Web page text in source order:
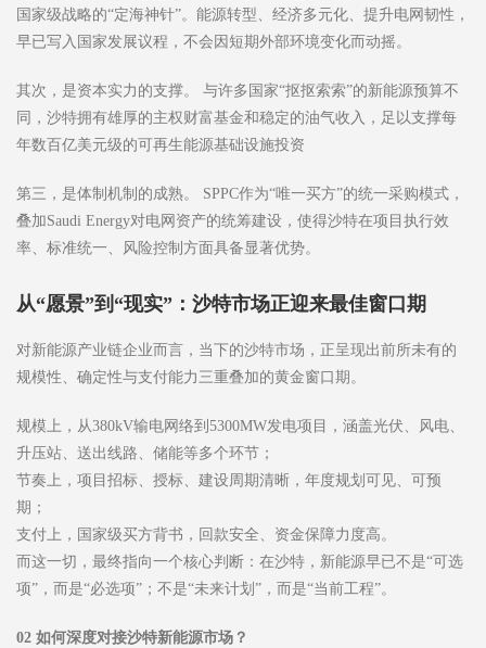
国家级战略的“定海神针”。能源转型、经济多元化、提升电网韧性，
早已写入国家发展议程，不会因短期外部环境变化而动摇。
其次，是资本实力的支撑。 与许多国家“抠抠索索”的新能源预算不
同，沙特拥有雄厚的主权财富基金和稳定的油气收入，足以支撑每
年数百亿美元级的可再生能源基础设施投资
第三，是体制机制的成熟。 SPPC作为“唯一买方”的统一采购模式，
叠加Saudi Energy对电网资产的统筹建设，使得沙特在项目执行效
率、标准统一、风险控制方面具备显著优势。
从“愿景”到“现实”：沙特市场正迎来最佳窗口期
对新能源产业链企业而言，当下的沙特市场，正呈现出前所未有的
规模性、确定性与支付能力三重叠加的黄金窗口期。
规模上，从380kV输电网络到5300MW发电项目，涵盖光伏、风电、
升压站、送出线路、储能等多个环节；
节奏上，项目招标、授标、建设周期清晰，年度规划可见、可预
期；
支付上，国家级买方背书，回款安全、资金保障力度高。
而这一切，最终指向一个核心判断：在沙特，新能源早已不是“可选
项”，而是“必选项”；不是“未来计划”，而是“当前工程”。
02 如何深度对接沙特新能源市场？